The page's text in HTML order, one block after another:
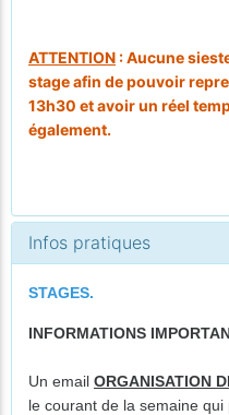
ATTENTION : Aucune
stage afin de pouvoir
13h30 et avoir un réel
également.
Infos pratiques
STAGES.
INFORMATIONS
Un email ORGANISATION
le courant de la semaine